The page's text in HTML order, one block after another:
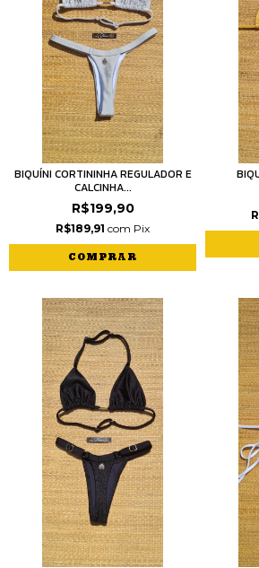
BIQUÍNI CORTININHA REGULADOR E
CALCINHA...
R$199,90
R$189,91 com Pix
COMPRAR